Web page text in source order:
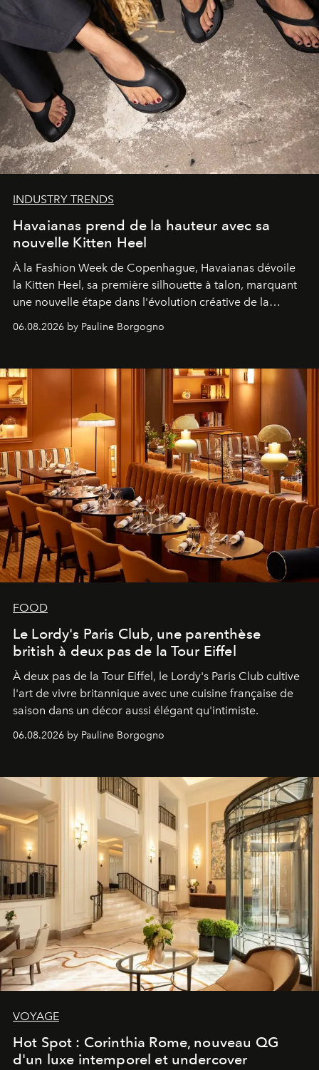
INDUSTRY TRENDS
Havaianas prend de la hauteur avec sa
nouvelle Kitten Heel
À la Fashion Week de Copenhague, Havaianas dévoile
la Kitten Heel, sa première silhouette à talon, marquant
une nouvelle étape dans l'évolution créative de la
06.08.2026 by Pauline Borgogno
FOOD
Le Lordy's Paris Club, une parenthèse
british à deux pas de la Tour Eiffel
À deux pas de la Tour Eiffel, le Lordy's Paris Club cultive
l'art de vivre britannique avec une cuisine française de
saison dans un décor aussi élégant qu'intimiste.
06.08.2026 by Pauline Borgogno
VOYAGE
Hot Spot : Corinthia Rome, nouveau QG
d'un luxe intemporel et undercover